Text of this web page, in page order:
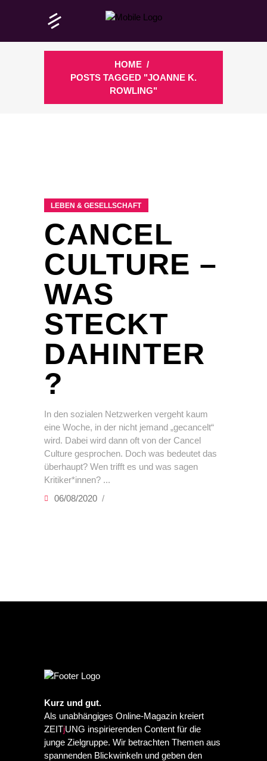
HOME /
POSTS TAGGED "JOANNE K.
ROWLING"
LEBEN & GESELLSCHAFT
CANCEL
CULTURE –
WAS
STECKT
DAHINTER
?
In den sozialen Netzwerken vergeht kaum
eine Woche, in der nicht jemand „gecancelt“
wird. Dabei wird dann oft von der Cancel
Culture gesprochen. Doch was bedeutet das
überhaupt? Wen trifft es und was sagen
Kritiker*innen?
06/08/2020
Kurz und gut.
Als unabhängiges Online-Magazin kreiert
ZEITjUNG inspirierenden Content für die
junge Zielgruppe. Wir betrachten Themen aus
spannenden Blickwinkeln und geben den